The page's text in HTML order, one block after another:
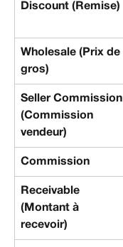
Discount (Remise)
Wholesale (Prix de
gros)
Seller Commission
(Commission
vendeur)
Commission
Receivable
(Montant à
recevoir)